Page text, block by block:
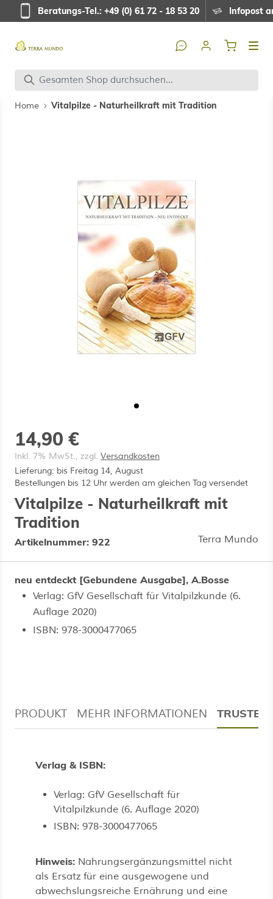
Direkt zum InhaltBeratungs-Tel.: +49 (0) 61 72 - 18 53 20 Infopost
für Kategorie Vitalpilz-Porträts
für Kategorie Über Uns
Home Vitalpilze - Naturheilkraft mit Tradition
14,90 €
Inkl. 7% MwSt., zzgl. Versandkosten
Lieferung: bis Freitag 14, August
Bestellungen bis 12 Uhr werden am gleichen Tag versendet
Vitalpilze - Naturheilkraft mit
Tradition
Artikelnummer: 922 Terra Mundo
neu entdeckt [Gebundene Ausgabe], A.Bosse
Verlag: GfV Gesellschaft für Vitalpilzkunde (6.
Auflage 2020)
ISBN: 978-3000477065
PRODUKT MEHR INFORMATIONEN TRUSTED
Verlag & ISBN:
Verlag: GfV Gesellschaft für
Vitalpilzkunde (6. Auflage 2020)
ISBN: 978-3000477065
Hinweis: Nahrungsergänzungsmittel nicht
als Ersatz für eine ausgewogene und
abwechslungsreiche Ernährung und eine